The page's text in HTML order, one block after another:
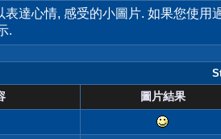
達心情, 感受的小圖片. 如果您使
.
圖片結果